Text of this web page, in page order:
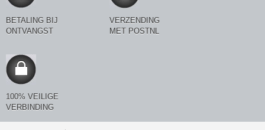
BETALING BIJ
ONTVANGST
VERZENDING
MET POSTNL
100% VEILIGE
VERBINDING